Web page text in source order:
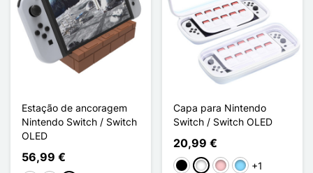
Estação de ancoragem
Nintendo Switch / Switch
OLED
56,99 €
Capa para Nintendo
Switch / Switch OLED
20,99 €
PretoBrancoRosaAzul Claro
+1